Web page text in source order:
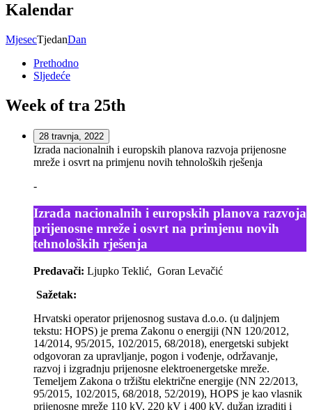
Kalendar
MjesecTjedanDan
Prethodno
Sljedeće
Week of tra 25th
28 travnja, 2022
Izrada nacionalnih i europskih planova razvoja prijenosne
mreže i osvrt na primjenu novih tehnoloških rješenja
-
Izrada nacionalnih i europskih planova razvoja
prijenosne mreže i osvrt na primjenu novih
tehnoloških rješenja
Predavači: Ljupko Teklić, Goran Levačić
Sažetak:
Hrvatski operator prijenosnog sustava d.o.o. (u daljnjem
tekstu: HOPS) je prema Zakonu o energiji (NN 120/2012,
14/2014, 95/2015, 102/2015, 68/2018), energetski subjekt
odgovoran za upravljanje, pogon i vođenje, održavanje,
razvoj i izgradnju prijenosne elektroenergetske mreže.
Temeljem Zakona o tržištu električne energije (NN 22/2013,
95/2015, 102/2015, 68/2018, 52/2019), HOPS je kao vlasnik
prijenosne mreže 110 kV, 220 kV i 400 kV, dužan izraditi i